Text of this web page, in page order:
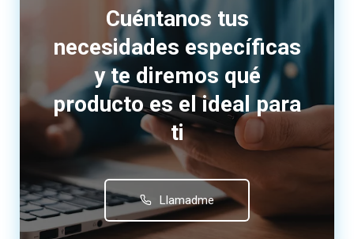
Cuéntanos tus
necesidades específicas
y te diremos qué
producto es el ideal para
ti
Llamadme